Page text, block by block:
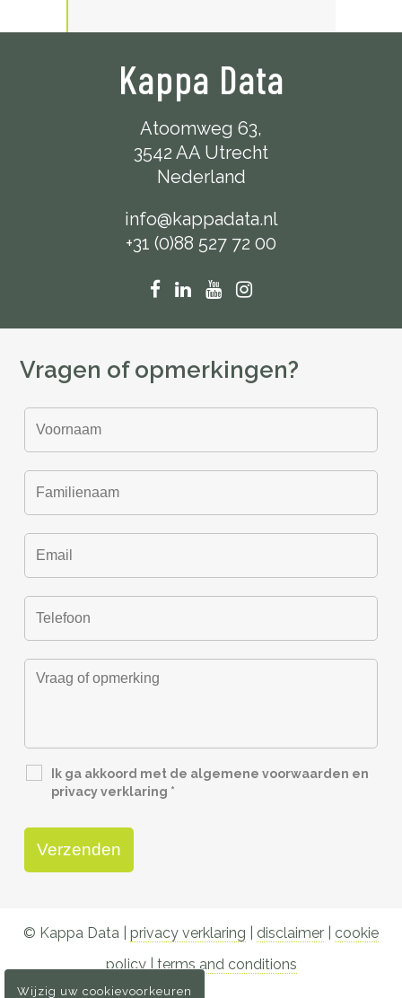
Kappa Data
Atoomweg 63,
3542 AA Utrecht
Nederland
info@kappadata.nl
+31 (0)88 527 72 00
Vragen of opmerkingen?
Ik ga akkoord met de algemene voorwaarden en
privacy verklaring *
© Kappa Data | privacy verklaring disclaimer
cookie
policy| terms and conditions
Wijzig uw cookievoorkeuren